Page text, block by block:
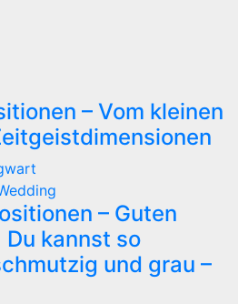
– Vom kleinen
– Guten
kannst so
und grau –